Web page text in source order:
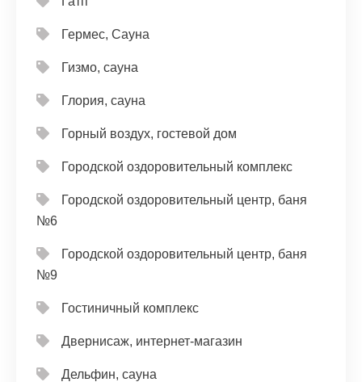
Гермес, Сауна
Гизмо, сауна
Глория, сауна
Горный воздух, гостевой дом
Городской оздоровительный комплекс
Городской оздоровительный центр, баня
№6
Городской оздоровительный центр, баня
№9
Гостиничный комплекс
Двернисаж, интернет-магазин
Дельфин, сауна